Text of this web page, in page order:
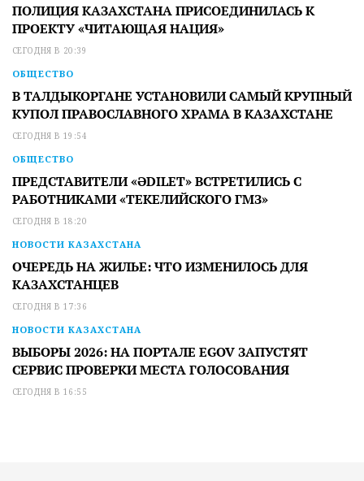
ПОЛИЦИЯ КАЗАХСТАНА ПРИСОЕДИНИЛАСЬ К
ПРОЕКТУ «ЧИТАЮЩАЯ НАЦИЯ»
СЕГОДНЯ В 20:39
ОБЩЕСТВО
В ТАЛДЫКОРГАНЕ УСТАНОВИЛИ САМЫЙ КРУПНЫЙ
КУПОЛ ПРАВОСЛАВНОГО ХРАМА В КАЗАХСТАНЕ
СЕГОДНЯ В 19:54
ОБЩЕСТВО
ПРЕДСТАВИТЕЛИ «ӘDILET» ВСТРЕТИЛИСЬ С
РАБОТНИКАМИ «ТЕКЕЛИЙСКОГО ГМЗ»
СЕГОДНЯ В 18:20
НОВОСТИ КАЗАХСТАНА
ОЧЕРЕДЬ НА ЖИЛЬЕ: ЧТО ИЗМЕНИЛОСЬ ДЛЯ
КАЗАХСТАНЦЕВ
СЕГОДНЯ В 17:36
НОВОСТИ КАЗАХСТАНА
ВЫБОРЫ 2026: НА ПОРТАЛЕ EGOV ЗАПУСТЯТ
СЕРВИС ПРОВЕРКИ МЕСТА ГОЛОСОВАНИЯ
СЕГОДНЯ В 16:55